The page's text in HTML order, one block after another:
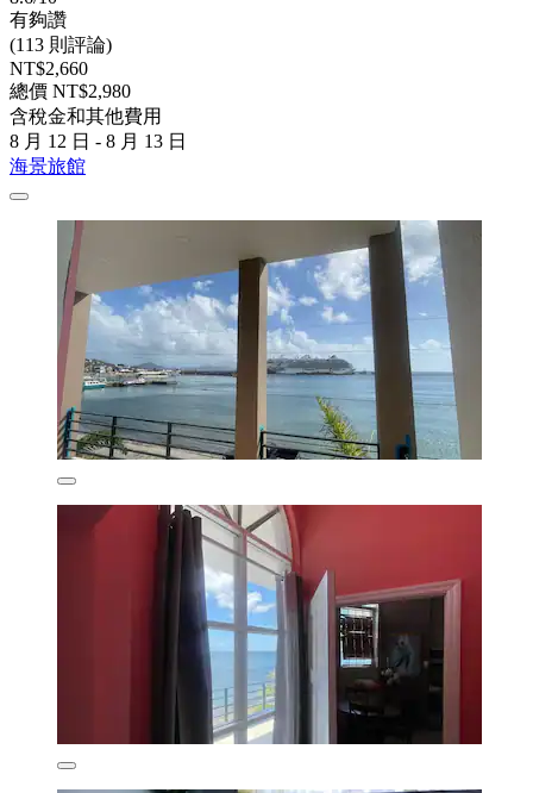
有夠讚
(113 則評論)
NT$2,660
總價 NT$2,980
含稅金和其他費用
8 月 12 日 - 8 月 13 日
海景旅館